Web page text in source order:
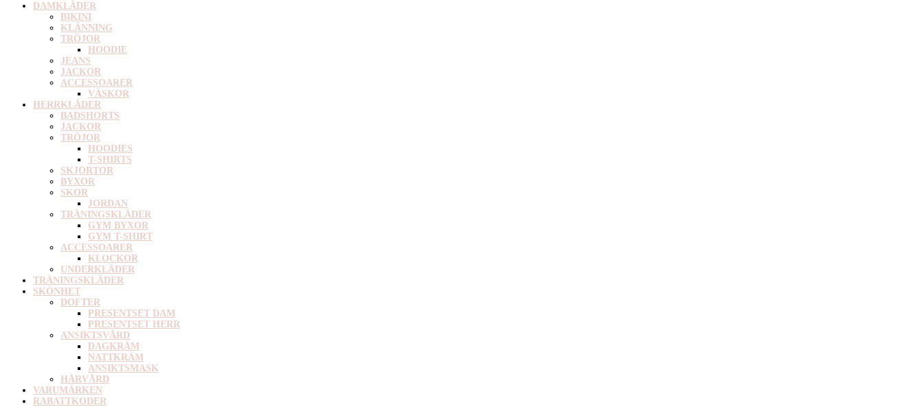
DAMKLÄDER
BIKINI
KLÄNNING
TRÖJOR
HOODIE
JEANS
JACKOR
ACCESSOARER
VÄSKOR
HERRKLÄDER
BADSHORTS
JACKOR
TRÖJOR
HOODIES
T-SHIRTS
SKJORTOR
BYXOR
SKOR
JORDAN
TRÄNINGSKLÄDER
GYM BYXOR
GYM T-SHIRT
ACCESSOARER
KLOCKOR
UNDERKLÄDER
TRÄNINGSKLÄDER
SKÖNHET
DOFTER
PRESENTSET DAM
PRESENTSET HERR
ANSIKTSVÅRD
DAGKRÄM
NATTKRÄM
ANSIKTSMASK
HÅRVÅRD
VARUMÄRKEN
RABATTKODER